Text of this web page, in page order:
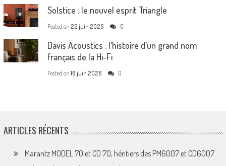
Solstice : le nouvel esprit Triangle
Posted on 22 juin 2026 0
Davis Acoustics : l’histoire d’un grand nom
français de la Hi-Fi
Posted on 16 juin 2026 0
ARTICLES RÉCENTS
Marantz MODEL 70 et CD 70, héritiers des PM6007 et CD6007